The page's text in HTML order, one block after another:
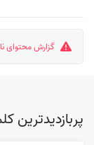
گزارش محتوای
پربازدیدترین